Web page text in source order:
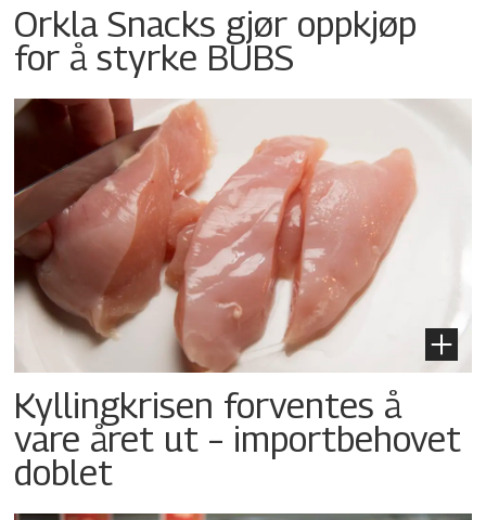
Orkla Snacks gjør oppkjøp
for å styrke BUBS
Kyllingkrisen forventes å
vare året ut – importbehovet
doblet